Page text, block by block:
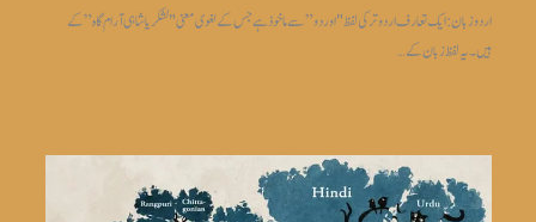
اردو زبان: ایک تعارف اردو ترکی لفظ "اوردو” سے ماخوذ ہے جس کے لغوی معنی "لشکریا شاہی آرام گاہ” کے
ہیں۔ یہ لفظ زبان کے…